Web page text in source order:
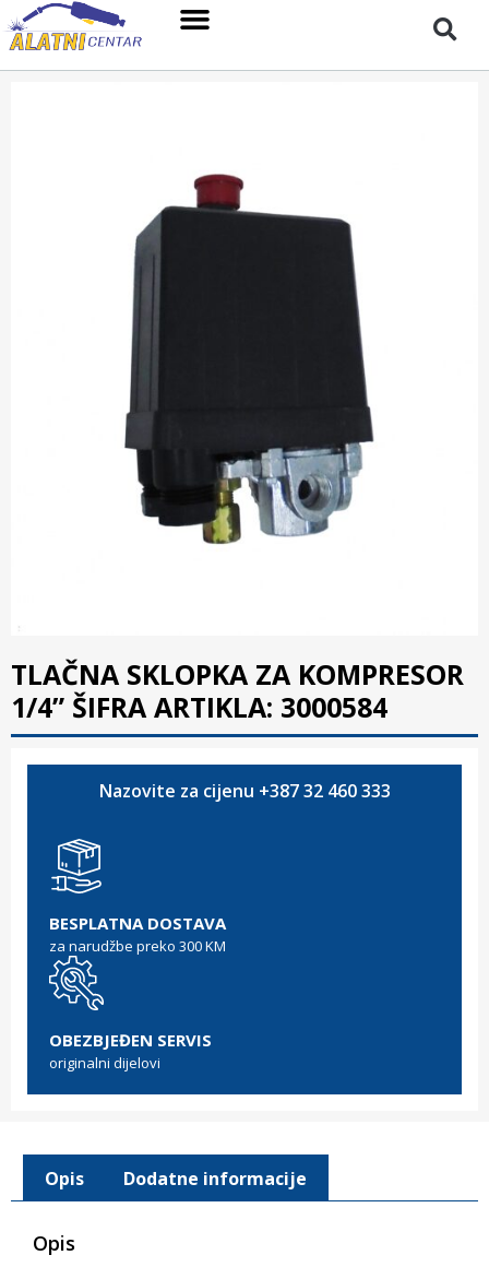
TLAČNA SKLOPKA ZA KOMPRESOR
1/4” ŠIFRA ARTIKLA: 3000584
Nazovite za cijenu +387 32 460 333
BESPLATNA DOSTAVA
za narudžbe preko 300 KM
OBEZBJEĐEN SERVIS
originalni dijelovi
Opis Dodatne informacije
Opis